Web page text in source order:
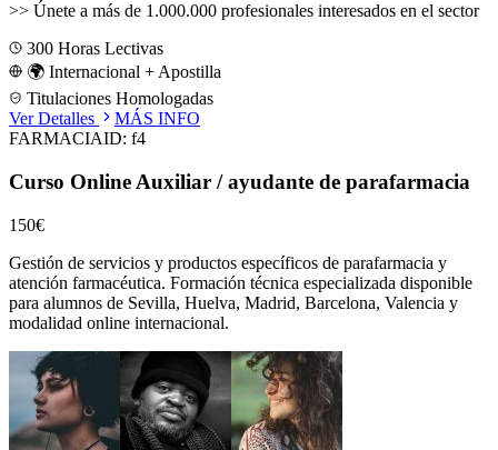
>> Únete a más de 1.000.000 profesionales interesados en el sector
300 Horas Lectivas
🌍 Internacional + Apostilla
Titulaciones Homologadas
Ver Detalles
MÁS INFO
FARMACIAID: f4
Curso Online Auxiliar / ayudante de parafarmacia
150€
Gestión de servicios y productos específicos de parafarmacia y
atención farmacéutica. Formación técnica especializada disponible
para alumnos de Sevilla, Huelva, Madrid, Barcelona, Valencia y
modalidad online internacional.